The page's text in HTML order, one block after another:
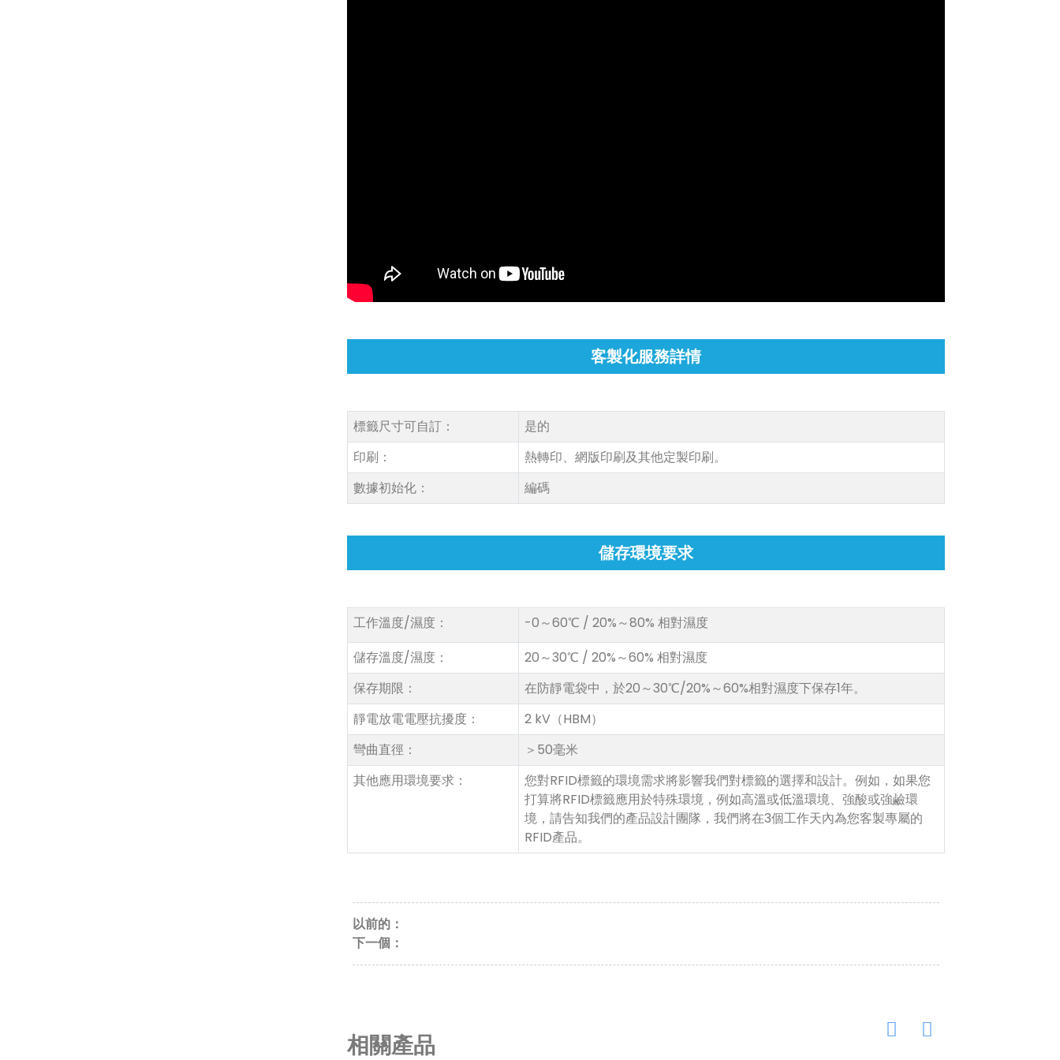
客製化服務詳情
標籤尺寸可自訂：
是的
印刷：
熱轉印、網版印刷及其他定製印刷。
數據初始化：
編碼
儲存環境要求
工作溫度/濕度：
-0～60℃ / 20%～80% 相對濕度
儲存溫度/濕度：
20～30℃ / 20%～60% 相對濕度
保存期限：
在防靜電袋中，於20～30℃/20%～60%相對濕度下保存1年。
靜電放電電壓抗擾度：
2 kV（HBM）
彎曲直徑：
＞50毫米
其他應用環境要求：
您對RFID標籤的環境需求將影響我們對標籤的選擇和設計。例如，如果您
打算將RFID標籤應用於特殊環境，例如高溫或低溫環境、強酸或強鹼環
境，請告知我們的產品設計團隊，我們將在3個工作天內為您客製專屬的
RFID產品。
以前的：
下一個：
相關產品